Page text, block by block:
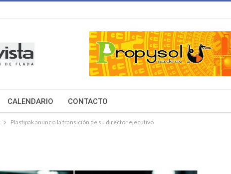
CALENDARIO CONTACTO
Plastipak anuncia la transición de su director ejecutivo